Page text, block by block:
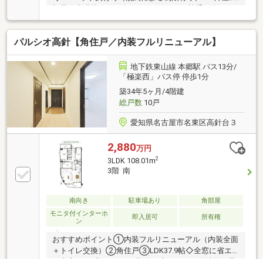
浴室に窓有り ■バルコニーにスロップシンク有り ■ア
ウトポール設計・ハイサッシュ・10ｍのワイドスパン
の間取り ■全居室6帖以上 ■丁寧にご使用の物件で
す
パルシオ高針【角住戸／内装フルリニューアル】
地下鉄東山線 本郷駅 バス13分/
「極楽西」バス停 停歩1分
築34年5ヶ月/4階建
総戸数10戸
愛知県名古屋市名東区高針台３
2,880万円
3LDK 108.01m2
3階 南
南向き 駐車場あり
角部屋
モニタ付インターホ
ン
即入居可 所有権
おすすめポイント①内装フルリニューアル（内装全面
＋トイレ交換）②角住戸③LDK37.9帖◇全窓に省エ